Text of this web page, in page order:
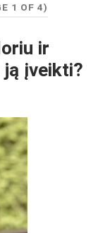
1 OF 4)
ir
ją įveikti?